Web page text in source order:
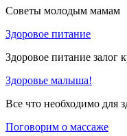
Советы молодым мамам
Здоровое питание
Здоровое питание залог
Здоровье малыша!
Все что необходимо для
Поговорим о массаже